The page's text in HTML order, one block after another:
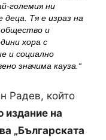
големия ни
Тя е израз на
и
хора с
и социално
значима кауза.“
Радев, който
издание на
„Българската